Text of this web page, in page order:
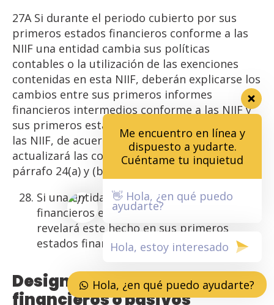
27A Si durante el periodo cubierto por sus
primeros estados financieros conforme a las
NIIF una entidad cambia sus políticas
contables o la utilización de las exenciones
contenidas en esta NIIF, deberán explicarse los
cambios entre sus primeros informes
financieros intermedios conforme a las NIIF y
sus primeros estados financieros conforme a
las NIIF, de acuerdo con el párrafo 23, y
actualizará las conciliaciones requeridas por el
párrafo 24(a) y (b).
Si una entidad no presentó estados
financieros en periodos anteriores,
revelará este hecho en sus primeros
estados financieros conforme a las NIIF.
Designación deactivos
financierosopasivos
Me encuentro en línea y
dispuesto a yudarte.
Cuéntame tu inquietud
👋 Hola, ¿en qué puedo
ayudarte?
Hola, ¿en qué puedo ayudarte?